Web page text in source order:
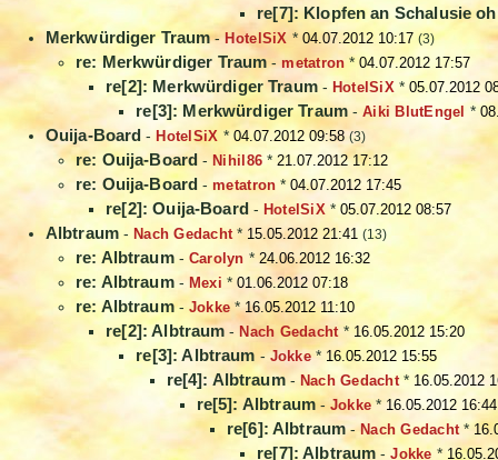
re[7]: Klopfen an Schalusie
Merkwürdiger Traum-HotelSiX * 04.07.2012 10:17 (3)
re: Merkwürdiger Traum -metatron *04.07.2012 17:57
re[2]: Merkwürdiger Traum- HotelSiX* 05.07.2012
re[3]: Merkwürdiger Traum -Aiki BlutEngel *
Ouija-Board - HotelSiX * 04.07.2012 09:58 (3)
re: Ouija-Board - Nihil86 *21.07.2012 17:12
re: Ouija-Board -metatron *04.07.2012 17:45
re[2]: Ouija-Board - HotelSiX* 05.07.2012 08:57
Albtraum- Nach Gedacht* 15.05.2012 21:41 (13)
re: Albtraum- Carolyn * 24.06.2012 16:32
re: Albtraum- Mexi * 01.06.2012 07:18
re: Albtraum- Jokke *16.05.2012 11:10
re[2]: Albtraum - Nach Gedacht* 16.05.2012 15:20
re[3]: Albtraum -Jokke* 16.05.2012 15:55
re[4]: Albtraum- Nach Gedacht* 16.05.2012
re[5]: Albtraum-Jokke * 16.05.2012 16:44
re[6]: Albtraum-Nach Gedacht*
re[7]: Albtraum -Jokke *